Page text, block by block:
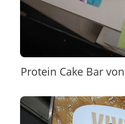
Protein Cake Bar